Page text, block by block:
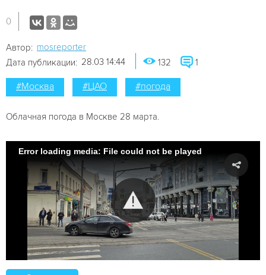
0
Автор: mosreporter
Дата публикации: 28.03 14:44 132 1
#Москва #ЦАО #погода
Облачная погода в Москве 28 марта.
Error loading media: File could not be played